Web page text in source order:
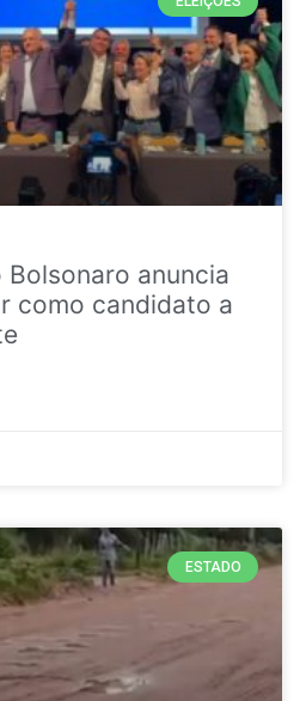
Bolsonaro anuncia
como candidato a
ESTADO